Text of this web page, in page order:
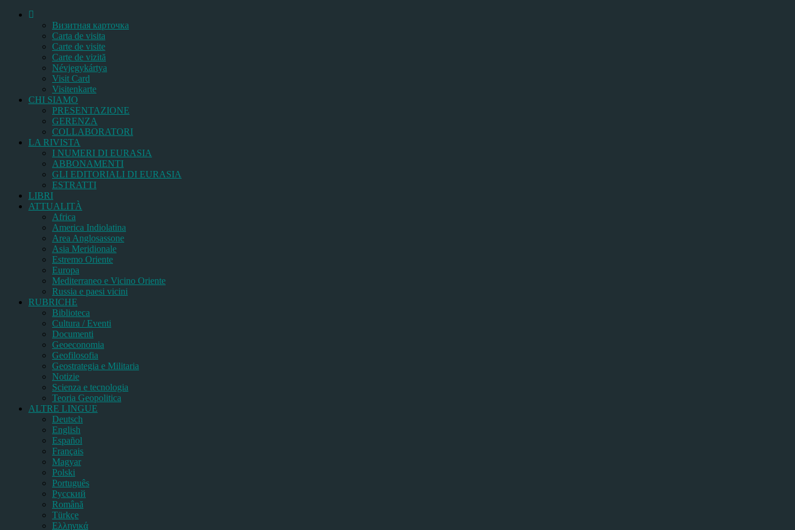
Bизитная карточка
Carta de visita
Carte de visite
Carte de vizită
Névjegykártya
Visit Card
Visitenkarte
CHI SIAMO
PRESENTAZIONE
GERENZA
COLLABORATORI
LA RIVISTA
I NUMERI DI EURASIA
ABBONAMENTI
GLI EDITORIALI DI EURASIA
ESTRATTI
LIBRI
ATTUALITÀ
Africa
America Indiolatina
Area Anglosassone
Asia Meridionale
Estremo Oriente
Europa
Mediterraneo e Vicino Oriente
Russia e paesi vicini
RUBRICHE
Biblioteca
Cultura / Eventi
Documenti
Geoeconomia
Geofilosofia
Geostrategia e Militaria
Notizie
Scienza e tecnologia
Teoria Geopolitica
ALTRE LINGUE
Deutsch
English
Español
Français
Magyar
Polski
Português
Pусский
Română
Türkçe
Ελληνικά